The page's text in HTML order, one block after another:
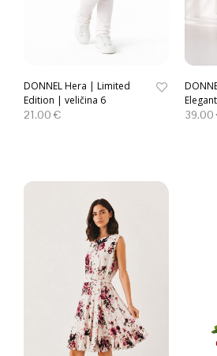
DONNEL Hera | Limited
Edition | veličina 6
21.00€ 39.00